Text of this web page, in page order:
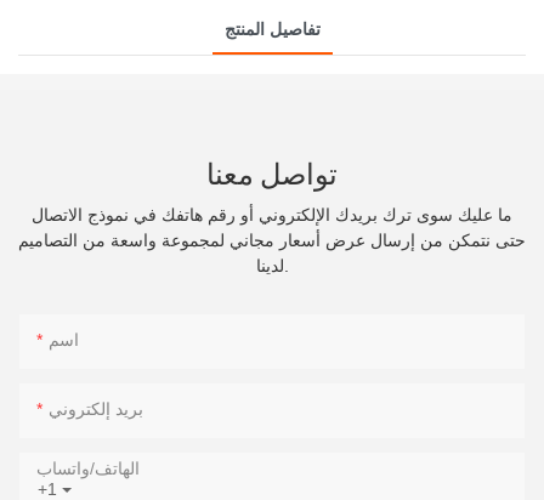
تفاصيل المنتج
تواصل معنا
ما عليك سوى ترك بريدك الإلكتروني أو رقم هاتفك في نموذج الاتصال
حتى نتمكن من إرسال عرض أسعار مجاني لمجموعة واسعة من التصاميم
اسم
بريد إلكتروني
+1
الهاتف/واتساب